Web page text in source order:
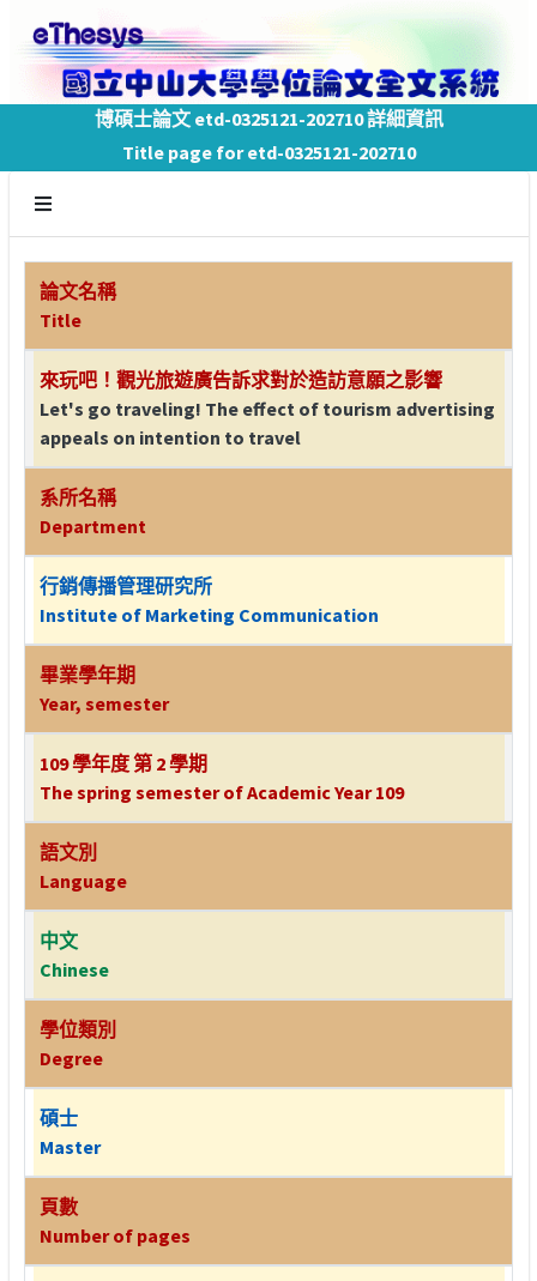
博碩士論文 etd-0325121-202710 詳細資訊
Title page for etd-0325121-202710
論文名稱
Title
來玩吧！觀光旅遊廣告訴求對於造訪意願之影響
Let's go traveling! The effect of tourism advertising
appeals on intention to travel
系所名稱
Department
行銷傳播管理研究所
Institute of Marketing Communication
畢業學年期
Year, semester
109 學年度 第 2 學期
The spring semester of Academic Year 109
語文別
Language
中文
Chinese
學位類別
Degree
碩士
Master
頁數
Number of pages